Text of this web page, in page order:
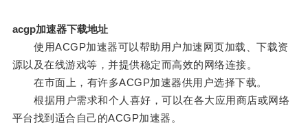
acgp加速器下载地址
使用ACGP加速器可以帮助用户加速网页加载、下载资
源以及在线游戏等，并提供稳定而高效的网络连接。
在市面上，有许多ACGP加速器供用户选择下载。
根据用户需求和个人喜好，可以在各大应用商店或网络
平台找到适合自己的ACGP加速器。